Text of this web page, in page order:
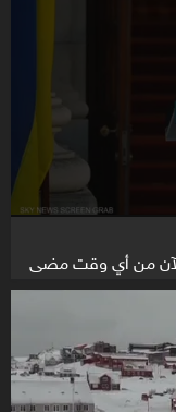
الآن من أي وقت مضى